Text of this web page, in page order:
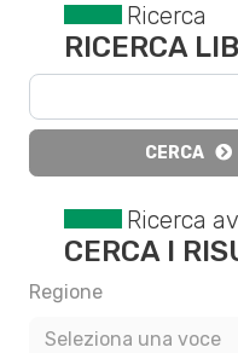
Ricerca
RICERCA
CERCA
Ricerca
CERCA I
Regione
Seleziona una voce